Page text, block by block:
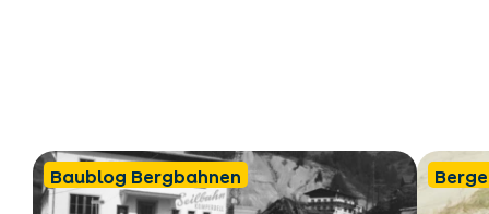
Baublog Bergbahnen